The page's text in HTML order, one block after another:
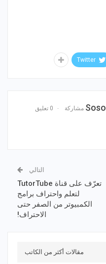
Twitter
0 تعليق
التالي
تعرّف على قناة TutorTube
لتعلم واحتراف برامج
الكمبيوتر من الصفر حتى
الاحتراف!
مقالات أكثر من الكاتب